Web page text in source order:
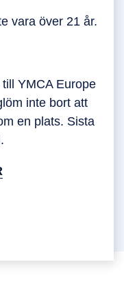
vara över 21 år.
YMCA Europe
inte bort att
en plats. Sista